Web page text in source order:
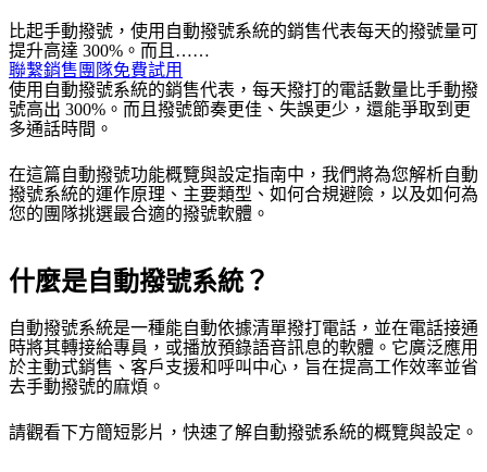
比起手動撥號，使用自動撥號系統的銷售代表每天的撥號量可
提升高達 300%。而且……
聯繫銷售團隊免費試用
使用自動撥號系統的銷售代表，每天撥打的電話數量比手動撥
號高出 300%。而且撥號節奏更佳、失誤更少，還能爭取到更
多通話時間。
在這篇自動撥號功能概覽與設定指南中，我們將為您解析自動
撥號系統的運作原理、主要類型、如何合規避險，以及如何為
您的團隊挑選最合適的撥號軟體。
什麼是自動撥號系統？
自動撥號系統是一種能自動依據清單撥打電話，並在電話接通
時將其轉接給專員，或播放預錄語音訊息的軟體。它廣泛應用
於主動式銷售、客戶支援和呼叫中心，旨在提高工作效率並省
去手動撥號的麻煩。
請觀看下方簡短影片，快速了解自動撥號系統的概覽與設定。